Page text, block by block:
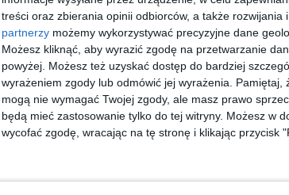
treści oraz zbierania opinii odbiorców, a także rozwijania
partnerzy możemy wykorzystywać precyzyjne dane
Możesz kliknąć, aby wyrazić zgodę na przetwarzanie
powyżej. Możesz też uzyskać dostęp do bardziej
wyrażeniem zgody lub odmówić jej wyrażenia.
Pamiętaj,
mogą nie wymagać Twojej zgody, ale masz prawo
będą mieć zastosowanie tylko do tej witryny. Możesz w
wycofać zgodę, wracając na tę stronę i klikając przycisk